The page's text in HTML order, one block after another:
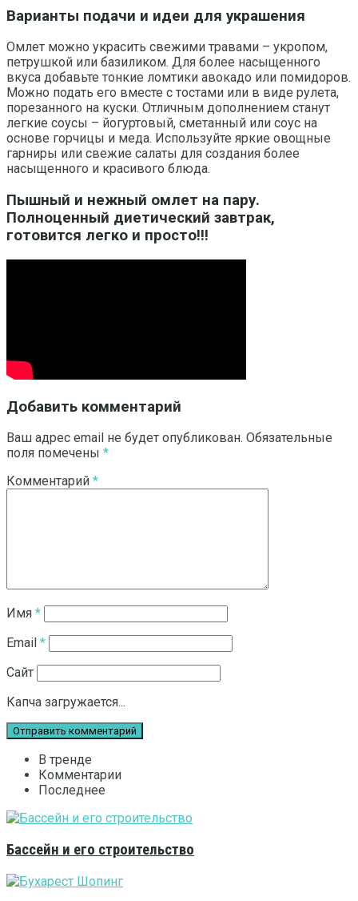
Варианты подачи и идеи для украшения
Омлет можно украсить свежими травами – укропом,
петрушкой или базиликом. Для более насыщенного
вкуса добавьте тонкие ломтики авокадо или помидоров.
Можно подать его вместе с тостами или в виде рулета,
порезанного на куски. Отличным дополнением станут
легкие соусы – йогуртовый, сметанный или соус на
основе горчицы и меда. Используйте яркие овощные
гарниры или свежие салаты для создания более
насыщенного и красивого блюда.
Пышный и нежный омлет на пару.
Полноценный диетический завтрак,
готовится легко и просто!!!
Добавить комментарий
Ваш адрес email не будет опубликован. Обязательные
поля помечены *
Комментарий *
Имя *
Email *
Сайт
Капча загружается...
В тренде
Комментарии
Последнее
Бассейн и его строительство